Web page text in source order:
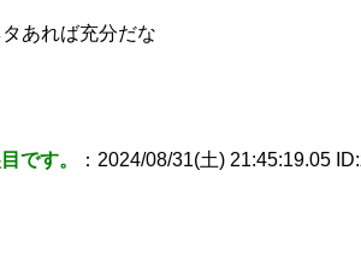
あれば充分だな
です。 ：2024/08/31(土) 21:45:19.05